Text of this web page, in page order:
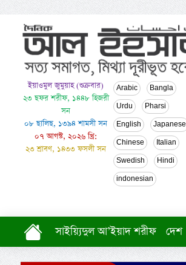
ইয়াওমুল জুমুয়াহ (শুক্রবার)
২৩ ছফর শরীফ, ১৪৪৮ হিজরী
সন
০৮ ছালিছ, ১৩৯৪ শামসী সন
০৭ আগস্ট, ২০২৬ খ্রি:
২৩ শ্রাবণ, ১৪৩৩ ফসলী সন
Arabic Bangla
Urdu Pharsi
English Japanese
Chinese Italian
Swedish Hindi
indonesian
সাইয়্যিদুল আ’ইয়াদ শরীফ দেশ